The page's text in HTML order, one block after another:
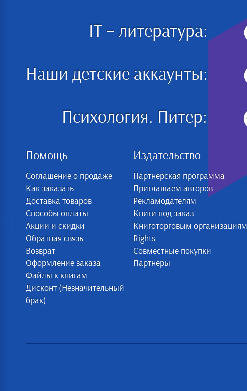
IT – литература:
Наши детские аккаунты:
Психология. Питер:
Помощь
Соглашение о продаже
Как заказать
Доставка товаров
Способы оплаты
Акции и скидки
Обратная связь
Возврат
Оформление заказа
Файлы к книгам
Дисконт (Незначительный
брак)
Издательство
Партнерская программа
Приглашаем авторов
Рекламодателям
Книги под заказ
Книготорговым организациям
Rights
Совместные покупки
Партнеры